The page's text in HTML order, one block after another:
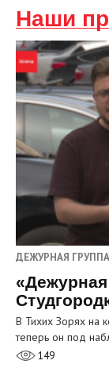
Наши
ДЕЖУРНАЯ ГРУППА
В Тихих Зорях на
теперь он под
149